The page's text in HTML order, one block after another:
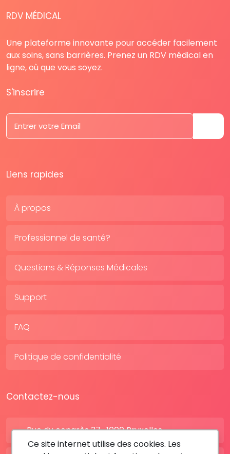
RDV MÉDICAL
Une plateforme innovante pour accéder facilement
aux soins, sans barrières. Prenez un RDV médical en
ligne, où que vous soyez.
S'inscrire
Liens rapides
À propos
Professionnel de santé?
Questions & Réponses Médicales
Support
FAQ
Politique de confidentialité
Contactez-nous
Rue du congrès 37 , 1000 Bruxelles
Ce site internet utilise des cookies. Les